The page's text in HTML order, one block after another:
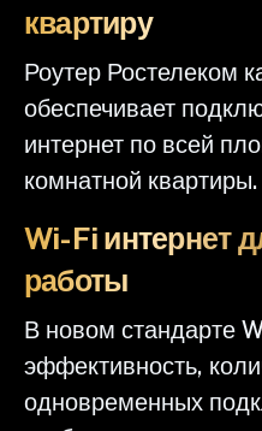
квартиру
Роутер Ростелеком
обеспечивает
интернет по всей
комнатной квартиры.
Wi-Fi интернет
работы
В новом стандарте
эффективность,
одновременных